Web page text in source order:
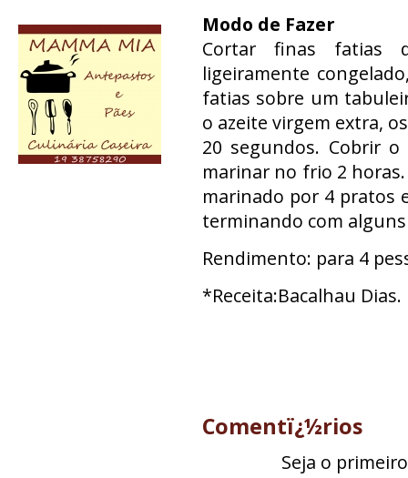
Modo de Fazer
Cortar finas fatias
ligeiramente
fatias sobre um
o azeite virgem extra,
20 segundos. Cobrir
marinar no frio 2
marinado por 4 pratos
terminando com
Rendimento: para 4
*Receita:Bacalhau Dias.
Comentï¿½rios
Seja o